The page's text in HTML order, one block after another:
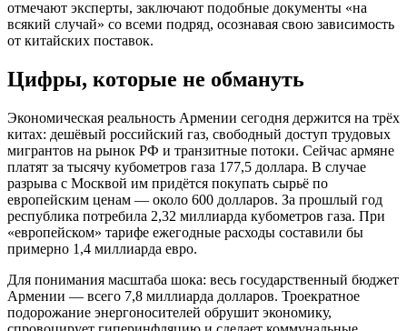
отмечают эксперты, заключают подобные документы «на
всякий случай» со всеми подряд, осознавая свою зависимость
от китайских поставок.
Цифры, которые не обмануть
Экономическая реальность Армении сегодня держится на трёх
китах: дешёвый российский газ, свободный доступ трудовых
мигрантов на рынок РФ и транзитные потоки. Сейчас армяне
платят за тысячу кубометров газа 177,5 доллара. В случае
разрыва с Москвой им придётся покупать сырьё по
европейским ценам — около 600 долларов. За прошлый год
республика потребила 2,32 миллиарда кубометров газа. При
«европейском» тарифе ежегодные расходы составили бы
примерно 1,4 миллиарда евро.
Для понимания масштаба шока: весь государственный бюджет
Армении — всего 7,8 миллиарда долларов. Троекратное
подорожание энергоносителей обрушит экономику,